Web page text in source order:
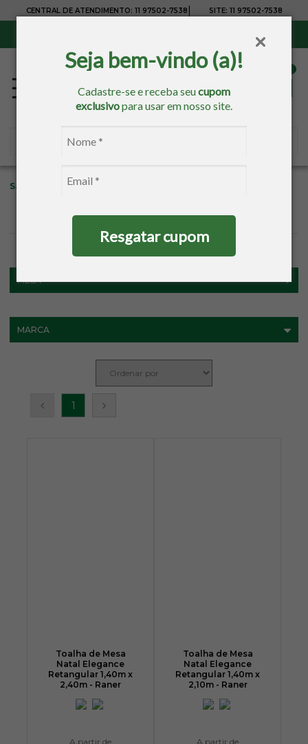
Seja bem-vindo (a)!
Cadastre-se e receba seucupom
exclusivopara usar em nosso site.
Resgatar cupom
CENTRAL DE ATENDIMENTO: 11 97502-7538 SITE: 11 97502-7538
Sacaria Mesa Natal
FILTROS
MARCA
MESA
1
Toalha de Mesa
Natal Elegance
Retangular 1,40m x
2,40m - Raner
Toalha de Mesa
Natal Elegance
Retangular 1,40m x
2,10m - Raner